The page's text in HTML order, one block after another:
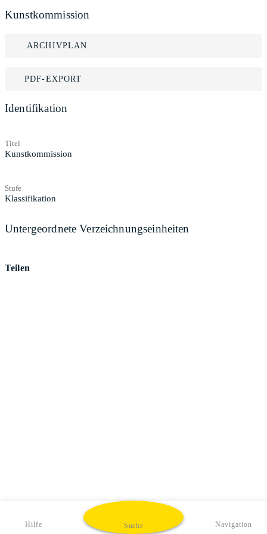
Kunstkommission
ARCHIVPLAN
PDF-EXPORT
Identifikation
Titel
Kunstkommission
Stufe
Klassifikation
Untergeordnete Verzeichnungseinheiten
Teilen
Hilfe Suche Navigation